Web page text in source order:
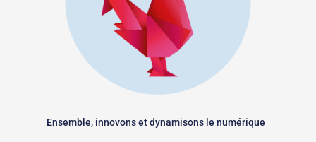
Ensemble, innovons et dynamisons le numérique